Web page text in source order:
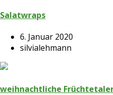
Salatwraps
6. Januar 2020
silvialehmann
weihnachtliche